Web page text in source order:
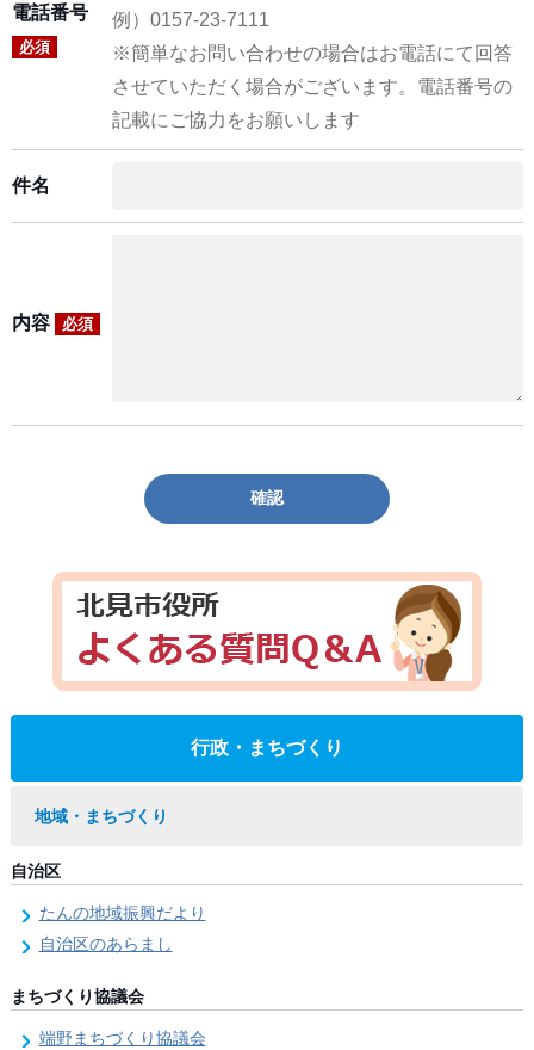
電話番号
必須
例）0157-23-7111
※簡単なお問い合わせの場合はお電話にて回答
させていただく場合がございます。電話番号の
記載にご協力をお願いします
件名
内容 必須
確認
行政・まちづくり
地域・まちづくり
自治区
たんの地域振興だより
自治区のあらまし
まちづくり協議会
端野まちづくり協議会